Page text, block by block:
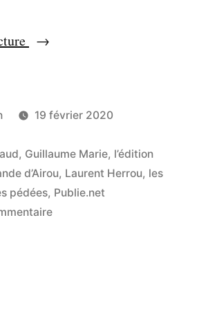
« Ne
ton
camarade »
19 février 2020
, Guillaume Marie, l’édition
d’Airou, Laurent Herrou, les
pédées, Publie.net
sur